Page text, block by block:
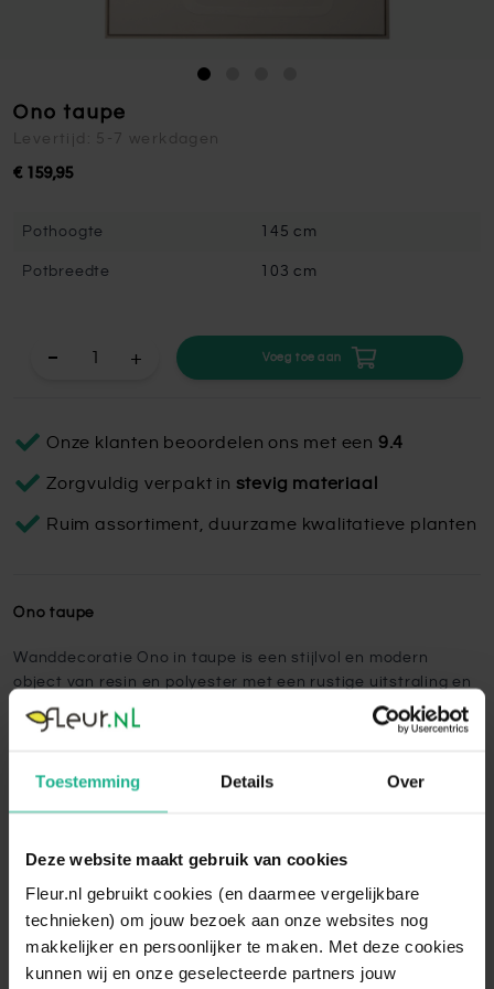
Toestemming Details Over
Deze website maakt gebruik van cookies
Fleur.nl gebruikt cookies (en daarmee vergelijkbare
technieken) om jouw bezoek aan onze websites nog
makkelijker en persoonlijker te maken. Met deze cookies
kunnen wij en onze geselecteerde partners jouw
Ono taupe
Levertijd: 5-7 werkdagen
€ 159,95
Pothoogte 145 cm
Potbreedte 103 cm
+ Voeg toe aan
Onze klanten beoordelen ons met een 9.4
Zorgvuldig verpakt in stevig materiaal
Ruim assortiment, duurzame kwalitatieve planten
Ono taupe
Wanddecoratie Ono in taupe is een stijlvol en modern
object van resin en polyester met een rustige uitstraling en
verfijnde afwerking.
€ 199,95